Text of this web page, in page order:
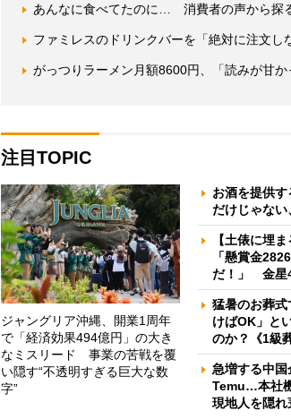
あんなに食べてたのに… 消費者の声から探
ファミレスのドリンクバーを「絶対に注文し
がっつりラーメン月額8600円、「読みが甘
注目TOPIC
ジャングリア沖縄、開業1周年
で「経済効果494億円」の大き
なミスリード 事業の苦戦を覆
い隠す“不透明すぎる巨大な数
字”
お酒を提供
だけじゃな
【土俵に埋
「懸賞金
だ！」 金星
猛暑のお葬
けばOK」と
のか？《1級
急増する中
Temu…本社
現地人を隠